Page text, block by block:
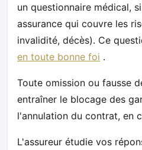
un questionnaire médical,
assurance qui couvre les
invalidité, décès). Ce
en toute bonne foi .
Toute omission ou fausse
entraîner le blocage des
l'annulation du contrat, en
L'assureur étudie vos